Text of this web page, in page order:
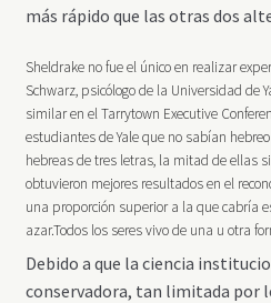
más rápido que las otras dos
Sheldrake no fue el único en realizar
Schwarz, psicólogo de la Universidad de
similar en el Tarrytown Executive
estudiantes de Yale que no sabían
hebreas de tres letras, la mitad de ellas
obtuvieron mejores resultados en el
una proporción superior a la que cabría
azar.Todos los seres vivo de una u otra
Debido a que la ciencia
conservadora, tan limitada por